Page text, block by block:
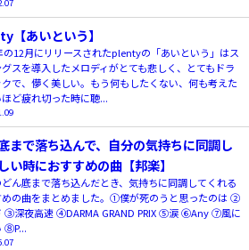
【あいという】
の12月にリリースされたplentyの「あいという」はス
グスを導入したメロディがとても悲しく、とてもドラ
で、儚く美しい。もう何もしたくない、何も考えた
ほど疲れ切った時に聴...
まで落ち込んで、自分の気持ちに同調し
い時におすすめの曲【邦楽】
ん底まで落ち込んだとき、気持ちに同調してくれる
めの曲をまとめました。①僕が死のうと思ったのは ②
③深夜高速 ④DARMA GRAND PRIX ⑤涙 ⑥Any ⑦風に
⑧P...